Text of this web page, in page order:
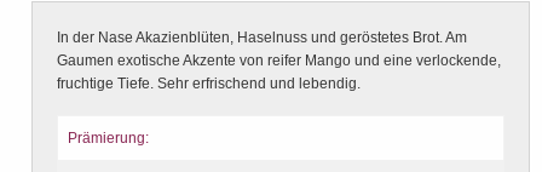
In der Nase Akazienblüten, Haselnuss und geröstetes Brot. Am
Gaumen exotische Akzente von reifer Mango und eine verlockende,
fruchtige Tiefe. Sehr erfrischend und lebendig.
Prämierung: